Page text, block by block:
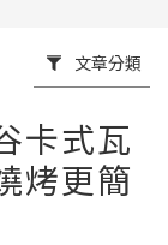
200元購物金
完成資料再送100
文章分類
卡式瓦
烤更簡